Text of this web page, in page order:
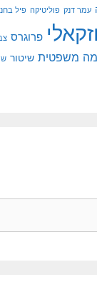
עמר דנק פוליטיקה פיל
פרוגרס
משפטית שיטור